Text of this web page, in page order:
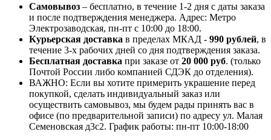
Самовывоз – бесплатно, в течение 1-2 дня с даты заказа
и после подтверждения менеджера. Адрес: Метро
Электрозаводская, пн-пт с 10:00 до 18:00.
Курьерская доставка в пределах МКАД - 990 рублей, в
течение 3-х рабочих дней со дня подтверждения заказа.
Бесплатная доставка при заказе от 20 000 руб. (только
Почтой России либо компанией СДЭК до отделения).
ВАЖНО: Если вы хотите примерить украшение перед
покупкой, сделать индивидуальный заказ или
осуществить самовывоз, мы будем рады принять вас в
офисе (по предварительной записи) по адресу ул. Малая
Семеновская д3с2. График работы: пн-пт 10:00-18:00